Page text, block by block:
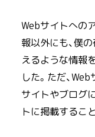
Webサイトへの
報以外にも、僕
えるような情報
した。ただ、
サイトやブログ
トに掲載するこ